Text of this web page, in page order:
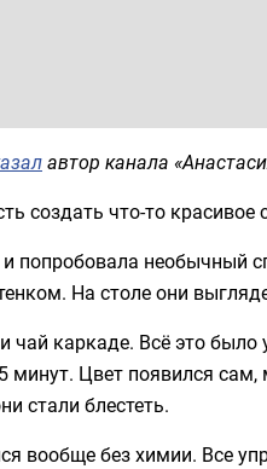
автор канала
создать что-то красивое
попробовала необычный
На столе они
каркаде. Всё это
Цвет появился
стали блестеть.
вообще без химии. Все